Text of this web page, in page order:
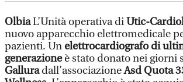
OlbiaL’Unità operativa diUtic-
nuovo apparecchio elettromedicale
pazienti. Un elettrocardiografo di
generazioneè stato donato nei giorni
Galluradall’associazioneAsd Quota